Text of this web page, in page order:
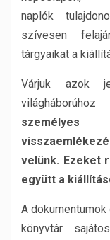
naplók
szívesen
tárgyaikat a
Várjuk azok
személyes
velünk. Ezeket
együtt a
A
könyvtár